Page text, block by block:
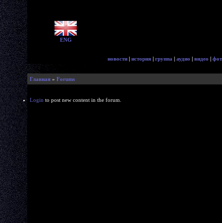
ENG
новости | история | группа | аудио | видео |
Главная » Forums
Login to post new content in the forum.